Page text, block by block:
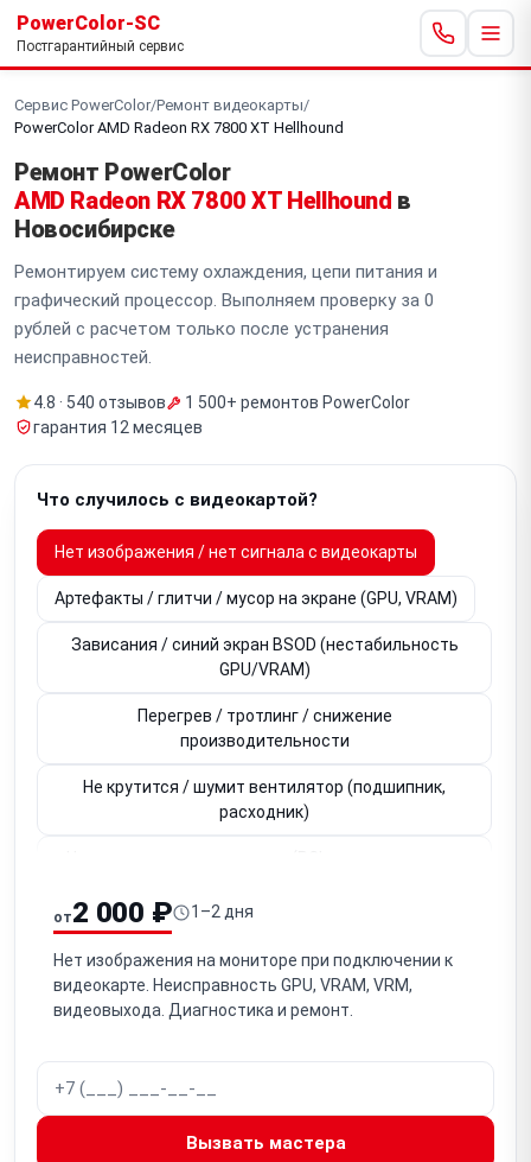
PowerColor-SC
Постгарантийный сервис
Сервис PowerColor/Ремонт видеокарты/
PowerColor AMD Radeon RX 7800 XT Hellhound
Ремонт PowerColor
AMD Radeon RX 7800 XT Hellhound в
Новосибирске
Ремонтируем систему охлаждения, цепи питания и
графический процессор. Выполняем проверку за 0
рублей с расчетом только после устранения
неисправностей.
4.8 · 540 отзывов
1 500+ ремонтов PowerColor
гарантия 12 месяцев
Что случилось с видеокартой?
Нет изображения / нет сигнала с видеокарты
Артефакты / глитчи / мусор на экране (GPU, VRAM)
Зависания / синий экран BSOD (нестабильность
GPU/VRAM)
Перегрев / тротлинг / снижение
производительности
Не крутится / шумит вентилятор (подшипник,
расходник)
Не работает видеовыход HDMI / DisplayPort (один из
портов)
Вздулись / неисправны конденсаторы на плате
Неисправен чип VRAM (видеопамять, артефакты,
ошибки)
от2 000 ₽ 1–2 дня
Нет изображения на мониторе при подключении к
видеокарте. Неисправность GPU, VRAM, VRM,
видеовыхода. Диагностика и ремонт.
Вызвать мастера